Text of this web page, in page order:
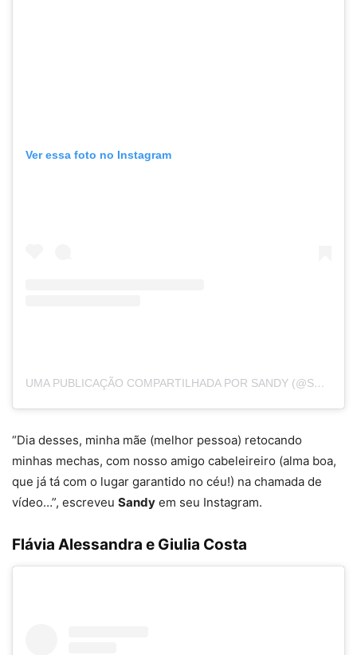
Ver essa foto no Instagram
UMA PUBLICAÇÃO COMPARTILHADA POR SANDY (@SANDYOFICIAL)
“Dia desses, minha mãe (melhor pessoa) retocando
minhas mechas, com nosso amigo cabeleireiro (alma boa,
que já tá com o lugar garantido no céu!) na chamada de
vídeo…”, escreveu Sandy em seu Instagram.
Flávia Alessandra e Giulia Costa